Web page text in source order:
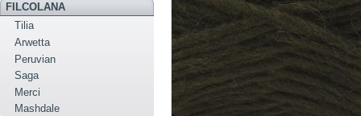
FILCOLANA
Tilia
Arwetta
Peruvian
Saga
Merci
Mashdale